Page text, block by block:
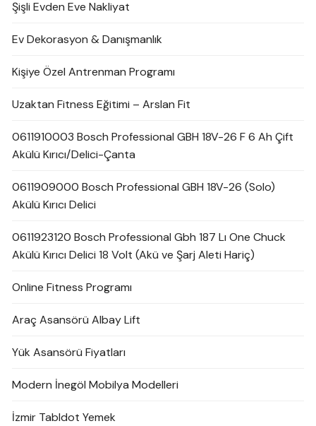
Şişli Evden Eve Nakliyat
Ev Dekorasyon & Danışmanlık
Kişiye Özel Antrenman Programı
Uzaktan Fitness Eğitimi – Arslan Fit
0611910003 Bosch Professional GBH 18V-26 F 6 Ah Çift
Akülü Kırıcı/Delici-Çanta
0611909000 Bosch Professional GBH 18V-26 (Solo)
Akülü Kırıcı Delici
0611923120 Bosch Professional Gbh 187 Lı One Chuck
Akülü Kırıcı Delici 18 Volt (Akü ve Şarj Aleti Hariç)
Online Fitness Programı
Araç Asansörü Albay Lift
Yük Asansörü Fiyatları
Modern İnegöl Mobilya Modelleri
İzmir Tabldot Yemek